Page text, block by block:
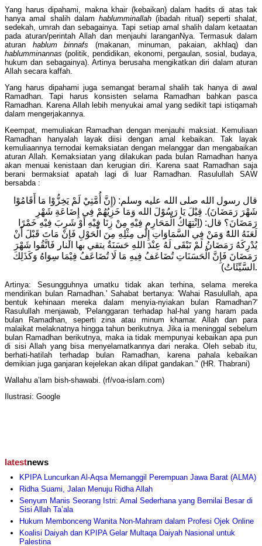
Yang harus dipahami, makna khair (kebaikan) dalam hadits di atas tak
hanya amal shalih dalam hablumminallah (ibadah ritual) seperti shalat,
sedekah, umrah dan sebagainya. Tapi setiap amal shalih dalam ketaatan
pada aturan/perintah Allah dan menjauhi laranganNya. Termasuk dalam
aturan hablum binnafs (makanan, minuman, pakaian, akhlaq) dan
hablumminannas (politik, pendidikan, ekonomi, pergaulan, sosial, budaya,
hukum dan sebagainya). Artinya berusaha mengikatkan diri dalam aturan
Allah secara kaffah.
Yang harus dipahami juga semangat beramal shalih tak hanya di awal
Ramadhan. Tapi harus konsisten selama Ramadhan bahkan pasca
Ramadhan. Karena Allah lebih menyukai amal yang sedikit tapi istiqamah
dalam mengerjakannya.
Keempat, memuliakan Ramadhan dengan menjauhi maksiat. Kemuliaan
Ramadhan hanyalah layak diisi dengan amal kebaikan. Tak layak
kemuliaannya ternodai kemaksiatan dengan melanggar dan mengabaikan
aturan Allah. Kemaksiatan yang dilakukan pada bulan Ramadhan hanya
akan menuai kenistaan dan kerugian diri. Karena saat Ramadhan saja
berani bermaksiat apatah lagi di luar Ramadhan. Rasulullah SAW
bersabda :
قال رسول الله صلى الله عليه وسلم: (إِنَّ أُمَّتِيْ لَمْ يَخِزُّوْا مَا أَقَامُوْا
شَهْرَ رَمَضَانَ). قِيْلَ يَا رَسُوْلَ الله وَمَا خَزِيُهُمْ فِي إِضَاعَةِ شَهْرِ
رَمَضَانَ؟ قال: (اِنْتِهَاكُ الْمَحَارِمِ فِيْهِ مِنْ زِنَا فِيْهِ أَوْ شَرِبَ فِيْهِ خَمْرًا
لَعَنَهُ اللهًُ وَمَنْ فِي السَّمَاوَاتِ إِلَى مِثْلِهِ مِنَ الْحَوْلِ فَإِنْ مَاتَ قَبْلَ أَنْ
يُدْرِكَهُ رَمَضَانُ لَمْ تَبْقَى لَهُ عِنْدَ اللهِ حَسَنَةٌ يتقي بها النار فَاتَّقُوا شَهْرَ
رَمَضَانَ فَإِنَّ الْحَسَنَاتِ تُضَاعَفُ فِيهِ مَا لَا تُضَاعَفُ فِيْمَا سِوَاهُ وَكَذَلِكَ
السَّيِّئَاتُ) .
Artinya: Sesungguhnya umatku tidak akan terhina, selama mereka
mendirikan bulan Ramadhan.' Sahabat bertanya: 'Wahai Rasulullah, apa
bentuk kehinaan mereka dalam menyia-nyiakan bulan Ramadhan?'
Rasulullah menjawab, 'Pelanggaran terhadap hal-hal yang haram pada
bulan Ramadhan, seperti zina atau minum khamar. Allah dan para
malaikat melaknatnya hingga tahun berikutnya. Jika ia meninggal sebelum
bulan Ramadhan berikutnya, maka ia tidak mempunyai kebaikan apa pun
di sisi Allah yang bisa menyelamatkannya dari neraka. Oleh sebab itu,
berhati-hatilah terhadap bulan Ramadhan, karena pahala kebaikan
demikian juga ganjaran kejelekan akan dilipat gandakan." (HR. Thabrani)
Wallahu a’lam bish-shawabi. (rf/voa-islam.com)
Ilustrasi: Google
latestnews
KPIPA Luncurkan Al-Aqsa Memanggil Perempuan Jawa Barat (ALMA)
Ridha Suami, Jalan Menuju Ridha Allah
Senyum Manis Seorang Istri: Amal Sederhana yang Bernilai Besar di
Sisi Allah Ta’ala
Hukum Membonceng Wanita Non-Mahram dalam Profesi Ojek Online
Koalisi Daiyah dan KPIPA Gelar Multaqa Daiyah Nasional untuk
Palestina